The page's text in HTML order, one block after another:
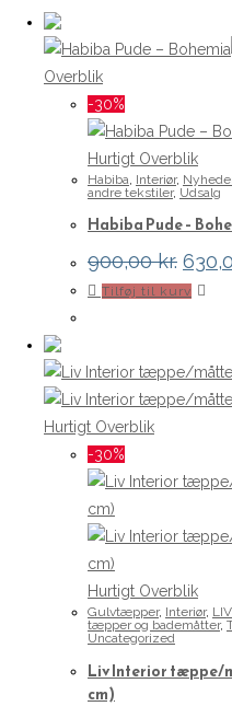
Overblik
-30%
Hurtigt Overblik
Habiba Interiør,
andre tekstiler, Udsalg
Habiba Pude –
900,00kr. Den
pris
Tilføj til kurv
Hurtigt Overblik
-30%
Hurtigt Overblik
Gulvtæpper, Interiør,
tæpper og bademåtter,
Uncategorized
Liv Interior tæppe/
cm)